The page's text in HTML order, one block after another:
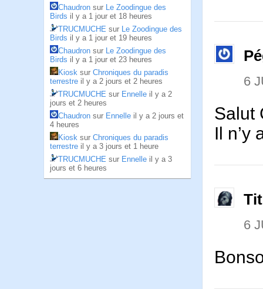
Chaudron sur Le Zoodingue des
Birds il y a 1 jour et 18 heures
TRUCMUCHE sur Le Zoodingue des
Birds il y a 1 jour et 19 heures
Chaudron sur Le Zoodingue des
Birds il y a 1 jour et 23 heures
Kiosk sur Chroniques du paradis
terrestre il y a 2 jours et 2 heures
TRUCMUCHE sur Ennelle il y a 2
jours et 2 heures
Chaudron sur Ennelle il y a 2 jours et
4 heures
Kiosk sur Chroniques du paradis
terrestre il y a 3 jours et 1 heure
TRUCMUCHE sur Ennelle il y a 3
jours et 6 heures
6
Salut
Il n’y
6